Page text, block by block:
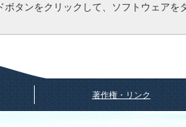
ボタンをクリックして、ソフトウェアを
著作権・リンク